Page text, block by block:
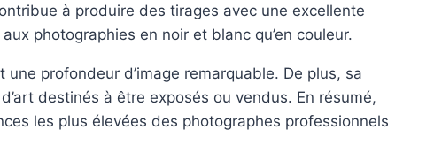
à produire des tirages avec une excellente
photographies en noir et blanc qu’en couleur.
profondeur d’image remarquable. De plus, sa
destinés à être exposés ou vendus. En résumé,
les plus élevées des photographes professionnels